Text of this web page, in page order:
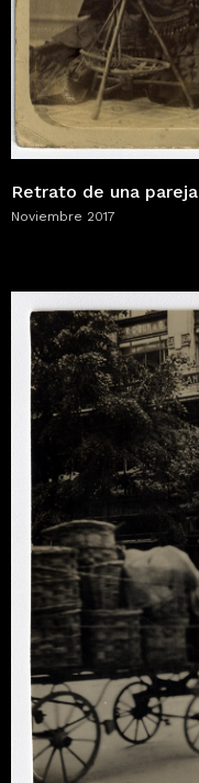
Retrato de una pareja
Noviembre 2017